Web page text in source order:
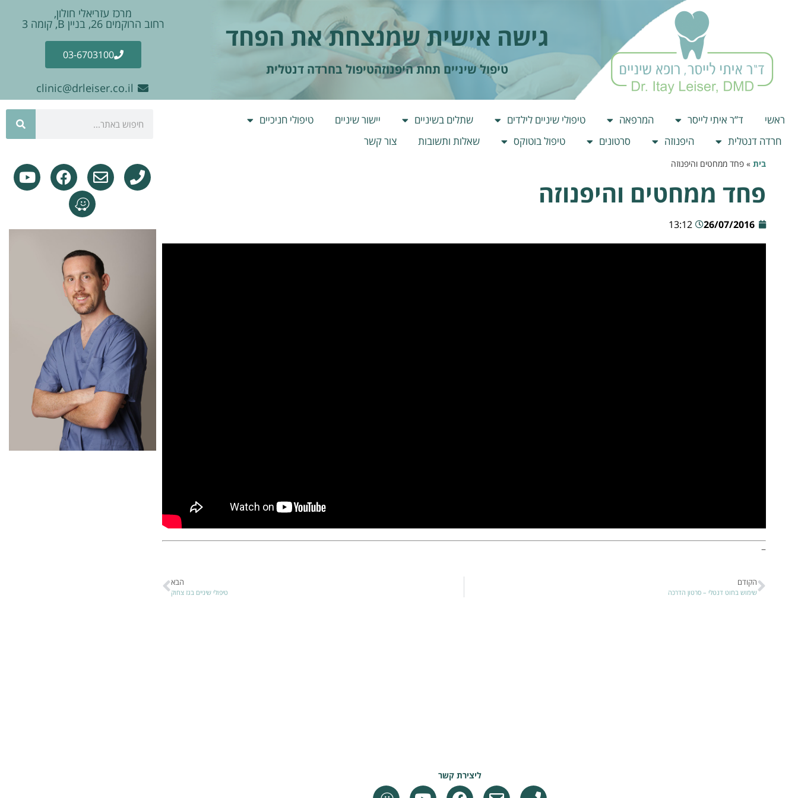
גישה אישית שמנצחת את הפחד
טיפול שיניים תחת היפנוזהטיפול בחרדה דנטלית
מרכז עזריאלי חולון,
רחוב הרוקמים 26, בניין B, קומה 3
03-6703100
clinic@drleiser.co.il
ראשי ד”ר איתי לייסר המרפאה טיפולי שיניים לילדים שתלים בשיניים יישור שיניים
טיפולי חניכיים
חרדה דנטלית
היפנוזה סרטונים טיפול בוטוקס שאלות ותשובות צור קשר
בית» פחד ממחטים והיפנוזה
פחד ממחטים והיפנוזה
26/07/2016
13:12
–
הקודם
שימוש בחוט דנטלי – סרטון הדרכה
הבא
טיפולי שיניים בגז צחוק
ליצירת קשר